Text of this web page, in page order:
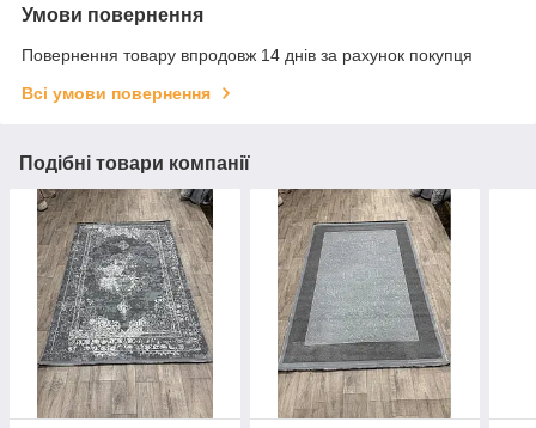
Умови повернення
Повернення товару впродовж 14 днів за рахунок покупця
Всі умови повернення
Подібні товари компанії